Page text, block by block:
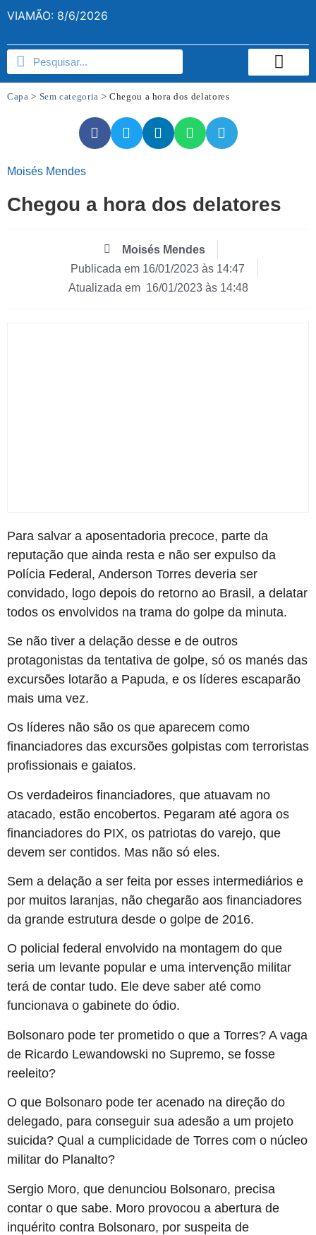
VIAMÃO: 8/6/2026
Capa > Sem categoria > Chegou a hora dos delatores
Moisés Mendes
Chegou a hora dos delatores
Moisés Mendes
Publicada em 16/01/2023 às 14:47
Atualizada em 16/01/2023 às 14:48
Para salvar a aposentadoria precoce, parte da
reputação que ainda resta e não ser expulso da
Polícia Federal, Anderson Torres deveria ser
convidado, logo depois do retorno ao Brasil, a delatar
todos os envolvidos na trama do golpe da minuta.
Se não tiver a delação desse e de outros
protagonistas da tentativa de golpe, só os manés das
excursões lotarão a Papuda, e os líderes escaparão
mais uma vez.
Os líderes não são os que aparecem como
financiadores das excursões golpistas com terroristas
profissionais e gaiatos.
Os verdadeiros financiadores, que atuavam no
atacado, estão encobertos. Pegaram até agora os
financiadores do PIX, os patriotas do varejo, que
devem ser contidos. Mas não só eles.
Sem a delação a ser feita por esses intermediários e
por muitos laranjas, não chegarão aos financiadores
da grande estrutura desde o golpe de 2016.
O policial federal envolvido na montagem do que
seria um levante popular e uma intervenção militar
terá de contar tudo. Ele deve saber até como
funcionava o gabinete do ódio.
Bolsonaro pode ter prometido o que a Torres? A vaga
de Ricardo Lewandowski no Supremo, se fosse
reeleito?
O que Bolsonaro pode ter acenado na direção do
delegado, para conseguir sua adesão a um projeto
suicida? Qual a cumplicidade de Torres com o núcleo
militar do Planalto?
Sergio Moro, que denunciou Bolsonaro, precisa
contar o que sabe. Moro provocou a abertura de
inquérito contra Bolsonaro, por suspeita de